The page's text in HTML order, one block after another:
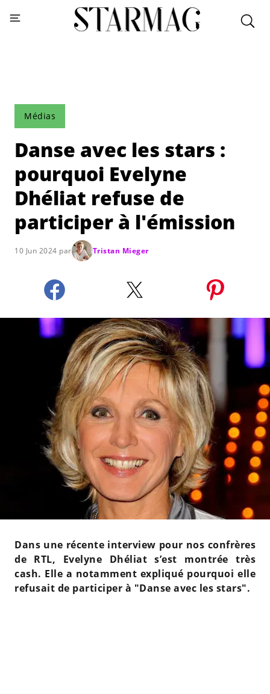
Médias
Danse avec les stars :
pourquoi Evelyne
Dhéliat refuse de
participer à l'émission
10 Jun 2024 par Tristan Mieger
Dans une récente interview pour nos confrères
de RTL, Evelyne Dhéliat s’est montrée très
cash. Elle a notamment expliqué pourquoi elle
refusait de participer à "Danse avec les stars".